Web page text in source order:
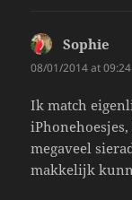
Sophie
08/01/2014 at 09:24
Ik match
megaveel
makkelijk